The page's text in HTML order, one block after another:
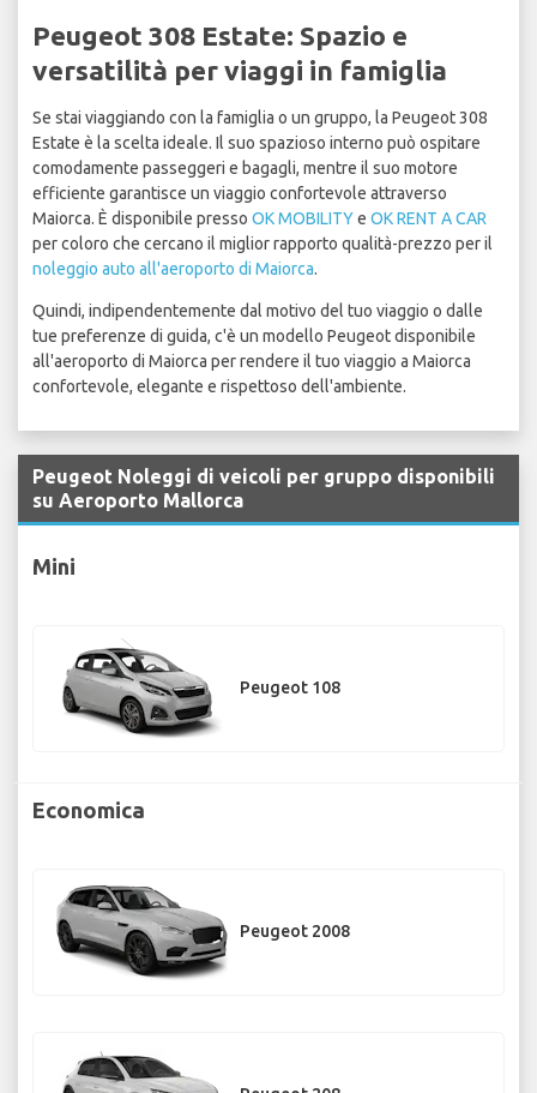
Peugeot 308 Estate: Spazio e
versatilità per viaggi in famiglia
Se stai viaggiando con la famiglia o un gruppo, la Peugeot 308
Estate è la scelta ideale. Il suo spazioso interno può ospitare
comodamente passeggeri e bagagli, mentre il suo motore
efficiente garantisce un viaggio confortevole attraverso
Maiorca. È disponibile presso OK MOBILITYe OK RENT A CAR
per coloro che cercano il miglior rapporto qualità-prezzo per il
noleggio auto all'aeroporto di Maiorca.
Quindi, indipendentemente dal motivo del tuo viaggio o dalle
tue preferenze di guida, c'è un modello Peugeot disponibile
all'aeroporto di Maiorca per rendere il tuo viaggio a Maiorca
confortevole, elegante e rispettoso dell'ambiente.
Peugeot Noleggi di veicoli per gruppo disponibili
su Aeroporto Mallorca
Mini
Peugeot 108
Economica
Peugeot 2008